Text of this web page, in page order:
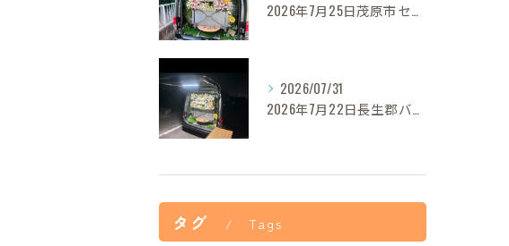
2026年7月25日茂原市セレナちゃんご葬儀
2026/07/31
2026年7月22日長生郡バロンちゃんご葬儀
タグ Tags